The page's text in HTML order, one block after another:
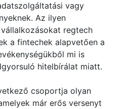
vagy
Az ilyen
regtech
a fintechek alapvetően a
mi is
hitelbírálat miatt.
csoportja olyan
már erős versenyt